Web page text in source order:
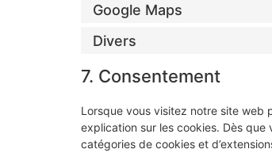
Google Maps
Divers
7. Consentement
Lorsque vous visitez notre site web
explication sur les cookies. Dès que
catégories de cookies et